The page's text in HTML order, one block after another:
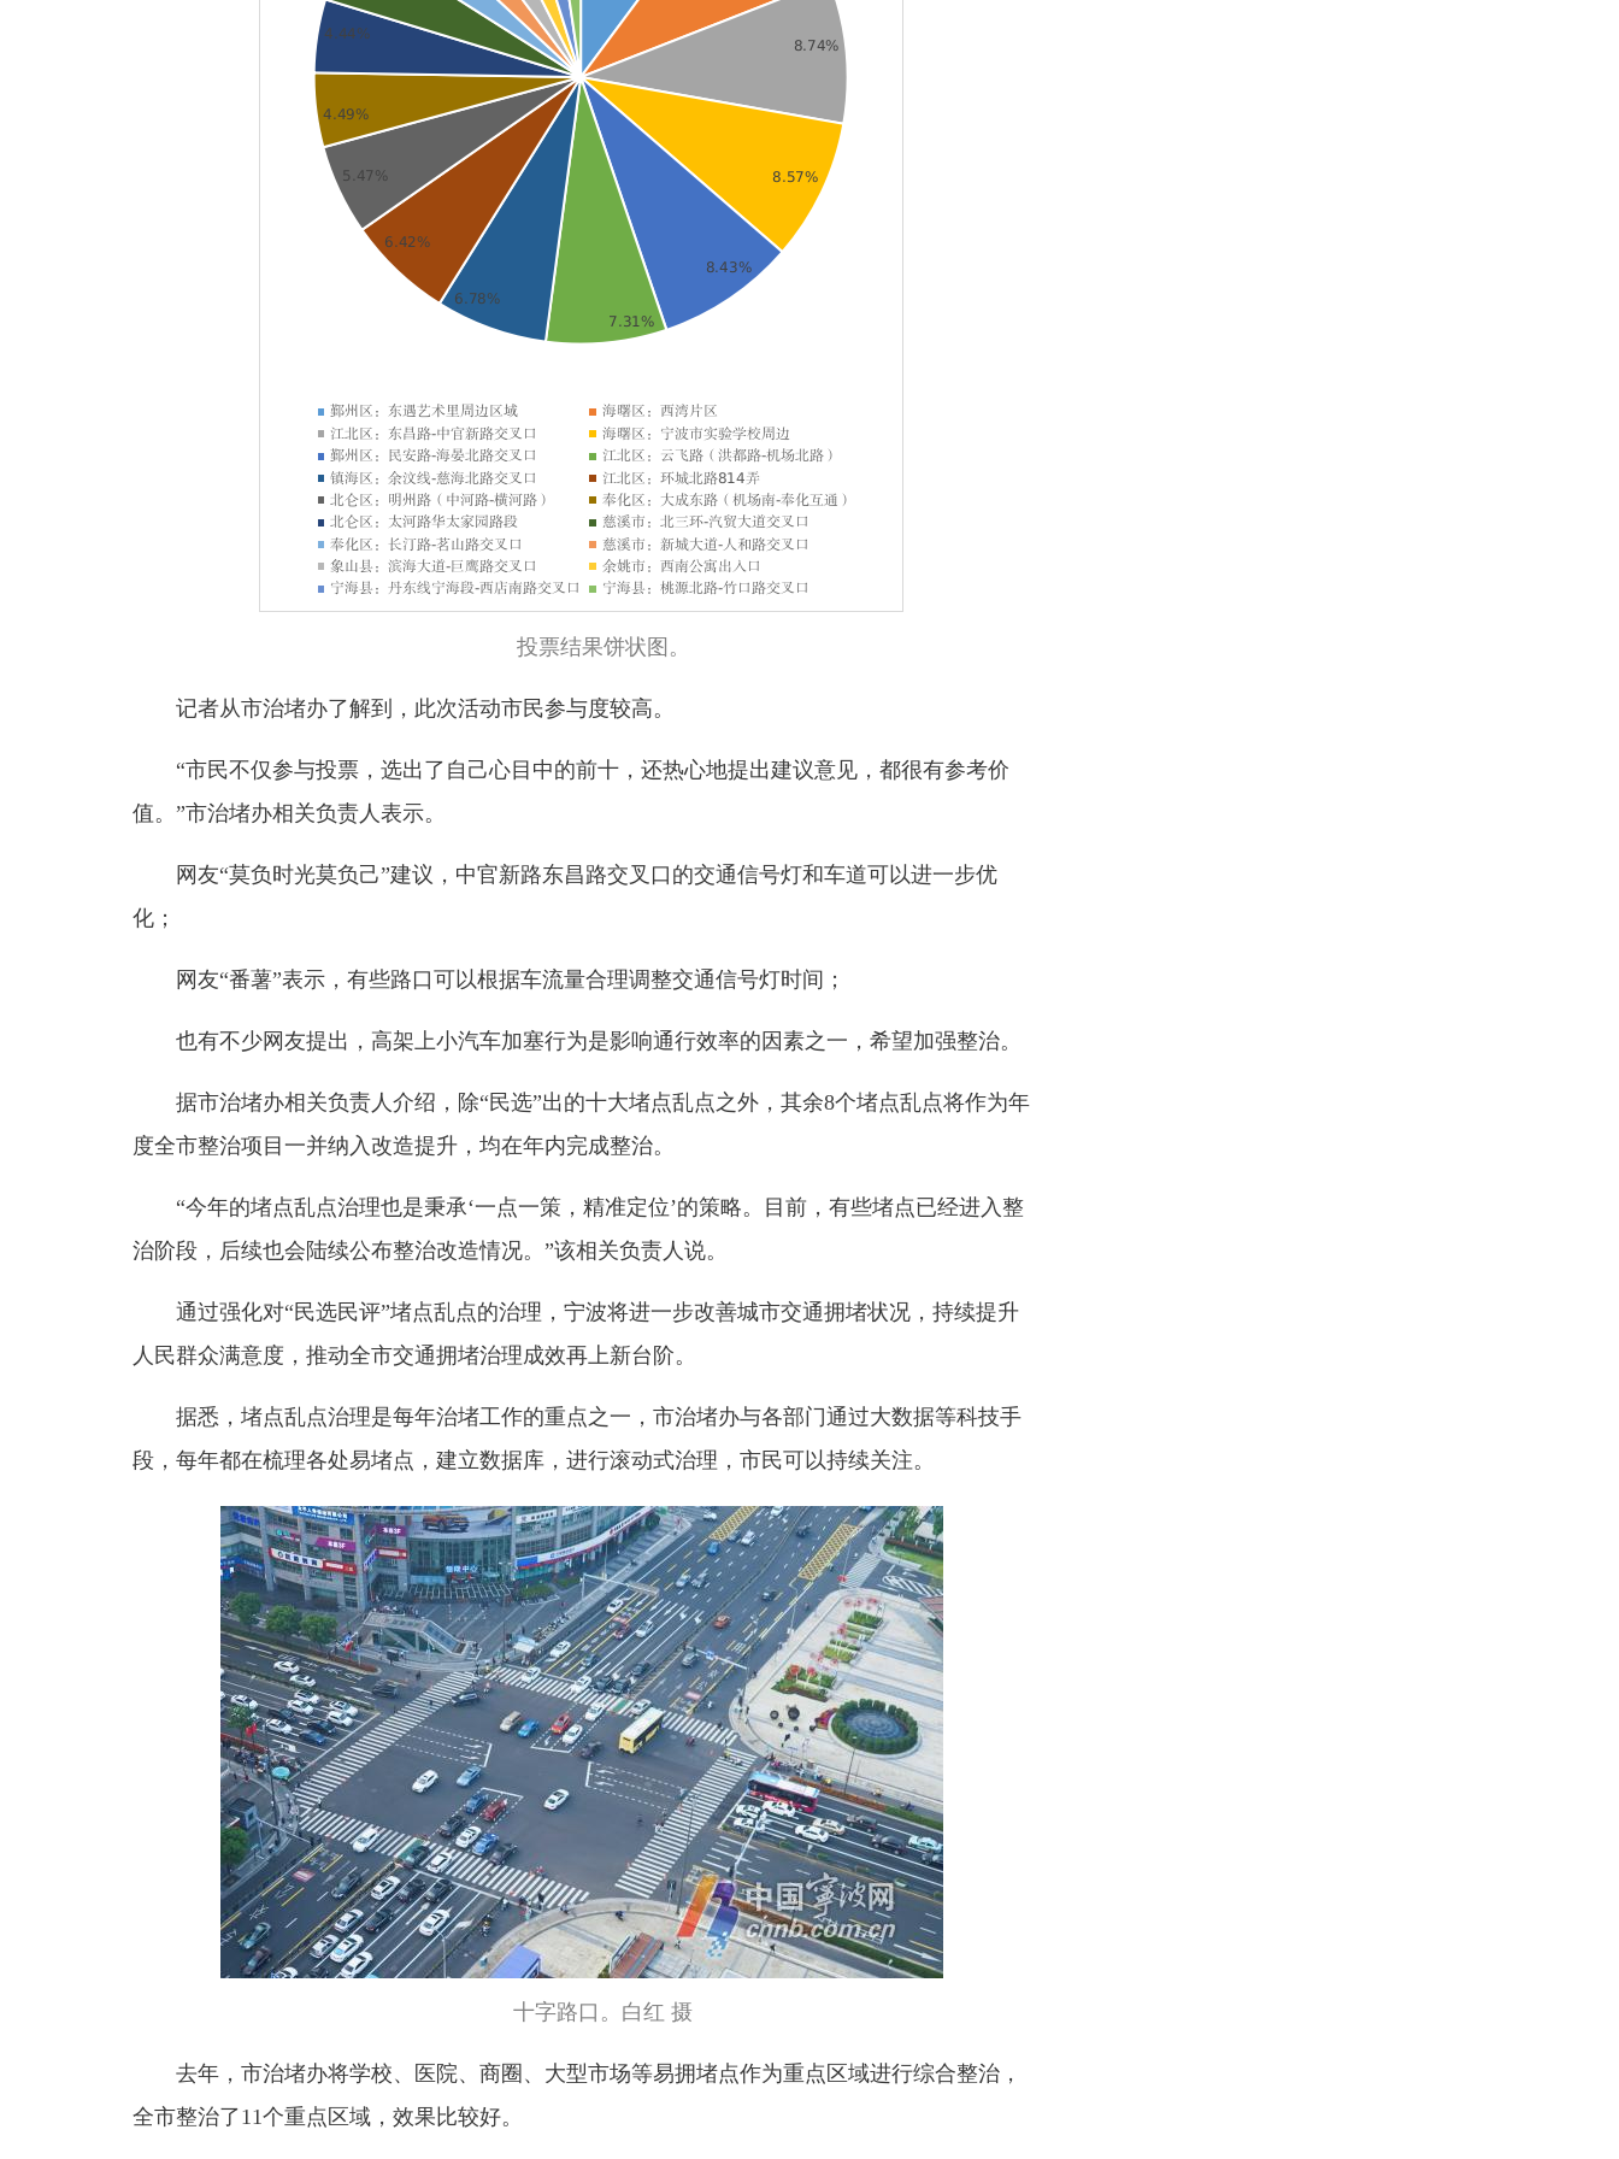
投票结果饼状图。
记者从市治堵办了解到，此次活动市民参与度较高。
“市民不仅参与投票，选出了自己心目中的前十，还热心地提出建议意见，都很有参考价
值。”市治堵办相关负责人表示。
网友“莫负时光莫负己”建议，中官新路东昌路交叉口的交通信号灯和车道可以进一步优
化；
网友“番薯”表示，有些路口可以根据车流量合理调整交通信号灯时间；
也有不少网友提出，高架上小汽车加塞行为是影响通行效率的因素之一，希望加强整治。
据市治堵办相关负责人介绍，除“民选”出的十大堵点乱点之外，其余8个堵点乱点将作为年
度全市整治项目一并纳入改造提升，均在年内完成整治。
“今年的堵点乱点治理也是秉承‘一点一策，精准定位’的策略。目前，有些堵点已经进入整
治阶段，后续也会陆续公布整治改造情况。”该相关负责人说。
通过强化对“民选民评”堵点乱点的治理，宁波将进一步改善城市交通拥堵状况，持续提升
人民群众满意度，推动全市交通拥堵治理成效再上新台阶。
据悉，堵点乱点治理是每年治堵工作的重点之一，市治堵办与各部门通过大数据等科技手
段，每年都在梳理各处易堵点，建立数据库，进行滚动式治理，市民可以持续关注。
十字路口。白红 摄
去年，市治堵办将学校、医院、商圈、大型市场等易拥堵点作为重点区域进行综合整治，
全市整治了11个重点区域，效果比较好。